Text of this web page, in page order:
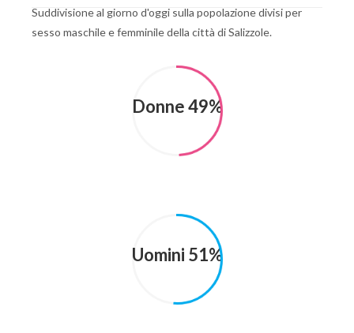
Suddivisione al giorno d'oggi sulla popolazione divisi per
sesso maschile e femminile della città di Salizzole.
Donne 49%
Uomini 51%